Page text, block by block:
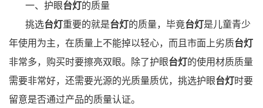
一、护眼台灯的质量
挑选台灯重要的就是台灯的质量，毕竟台灯是儿童青少
年使用为主，在质量上不能掉以轻心，而且市面上劣质台灯
非常多，购买时要擦亮双眼。除了护眼台灯的使用材质质量
需要非常好，还需要光源的光质量质优，挑选护眼台灯时要
留意是否通过产品的质量认证。